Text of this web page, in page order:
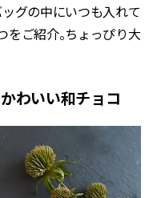
ッグの中にいつも入れて
をご紹介。ちょっぴり大
わいい和チョコ